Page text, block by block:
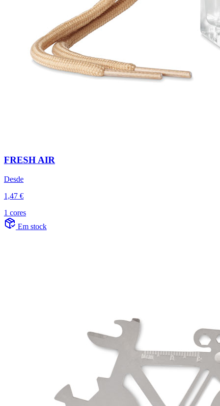
FRESH AIR
Desde
1,47 €
1 cores
Em stock